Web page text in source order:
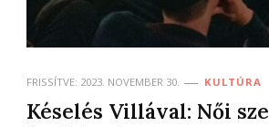
FRISSÍTVE: 2023. NOVEMBER 30. KULTÚRA
Késelés Villával: Női